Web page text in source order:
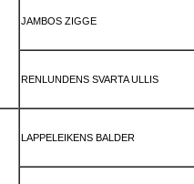
JAMBOS ZIGGE
RENLUNDENS SVARTA ULLIS
LAPPELEIKENS BALDER